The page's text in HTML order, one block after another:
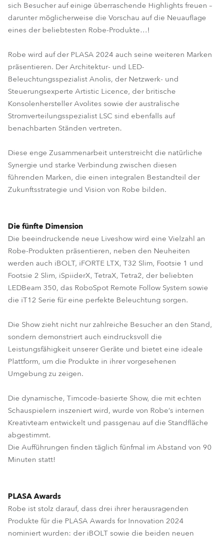
RoboSpot™
sich Besucher auf einige überraschende Highlights freuen –
darunter möglicherweise die Vorschau auf die Neuauflage
eines der beliebtesten Robe-Produkte…!
Robe wird auf der PLASA 2024 auch seine weiteren Marken
präsentieren. Der Architektur- und LED-
Beleuchtungsspezialist Anolis, der Netzwerk- und
Steuerungsexperte Artistic Licence, der britische
Konsolenhersteller Avolites sowie der australische
Stromverteilungsspezialist LSC sind ebenfalls auf
benachbarten Ständen vertreten.
Diese enge Zusammenarbeit unterstreicht die natürliche
Synergie und starke Verbindung zwischen diesen
führenden Marken, die einen integralen Bestandteil der
Zukunftsstrategie und Vision von Robe bilden.
Die fünfte Dimension
Die beeindruckende neue Liveshow wird eine Vielzahl an
Robe-Produkten präsentieren, neben den Neuheiten
werden auch iBOLT, iFORTE LTX, T32 Slim, Footsie 1 und
Footsie 2 Slim, iSpiiderX, TetraX, Tetra2, der beliebten
LEDBeam 350, das RoboSpot Remote Follow System sowie
die iT12 Serie für eine perfekte Beleuchtung sorgen.
Die Show zieht nicht nur zahlreiche Besucher an den Stand,
sondern demonstriert auch eindrucksvoll die
Leistungsfähigkeit unserer Geräte und bietet eine ideale
Plattform, um die Produkte in ihrer vorgesehenen
Umgebung zu zeigen.
Die dynamische, Timcode-basierte Show, die mit echten
Schauspielern inszeniert wird, wurde von Robe‘s internen
Kreativteam entwickelt und passgenau auf die Standfläche
abgestimmt.
Die Aufführungen finden täglich fünfmal im Abstand von 90
Minuten statt!
PLASA Awards
Robe ist stolz darauf, dass drei ihrer herausragenden
Produkte für die PLASA Awards for Innovation 2024
nominiert wurden: der iBOLT sowie die beiden neuen